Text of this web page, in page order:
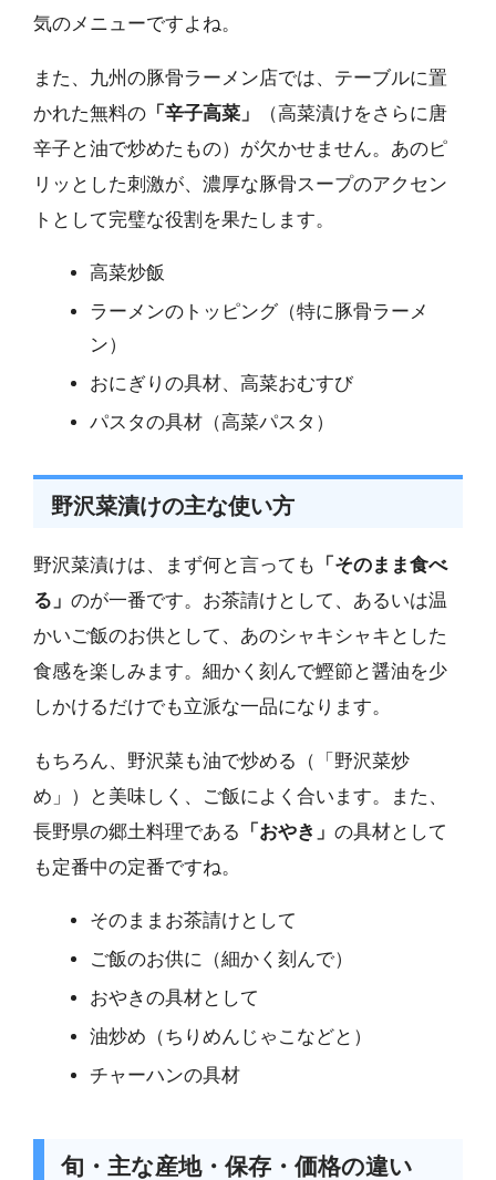
気のメニューですよね。
また、九州の豚骨ラーメン店では、テーブルに置
かれた無料の 「辛子高菜」
（高菜漬けをさらに唐
辛子と油で炒めたもの）が欠かせません。あのピ
リッとした刺激が、濃厚な豚骨スープのアクセン
トとして完璧な役割を果たします。
高菜炒飯
ラーメンのトッピング（特に豚骨ラーメ
ン）
おにぎりの具材、高菜おむすび
パスタの具材（高菜パスタ）
野沢菜漬けの主な使い方
野沢菜漬けは、まず何と言っても
「そのまま食べ
る」 のが一番です。お茶請けとして、あるいは温
かいご飯のお供として、あのシャキシャキとした
食感を楽しみます。細かく刻んで鰹節と醤油を少
しかけるだけでも立派な一品になります。
もちろん、野沢菜も油で炒める（「野沢菜炒
め」）と美味しく、ご飯によく合います。また、
長野県の郷土料理である
「おやき」 の具材として
も定番中の定番ですね。
そのままお茶請けとして
ご飯のお供に（細かく刻んで）
おやきの具材として
油炒め（ちりめんじゃこなどと）
チャーハンの具材
旬・主な産地・保存・価格の違い